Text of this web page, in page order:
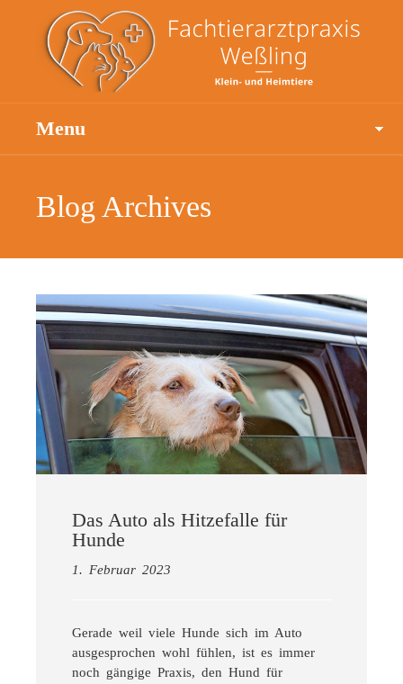
Menu
Blog Archives
Das Auto als Hitzefalle für
Hunde
1. Februar 2023
Gerade weil viele Hunde sich im Auto
ausgesprochen wohl fühlen, ist es immer
noch gängige Praxis, den Hund für